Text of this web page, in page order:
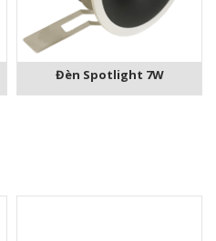
Đèn Spotlight 7W